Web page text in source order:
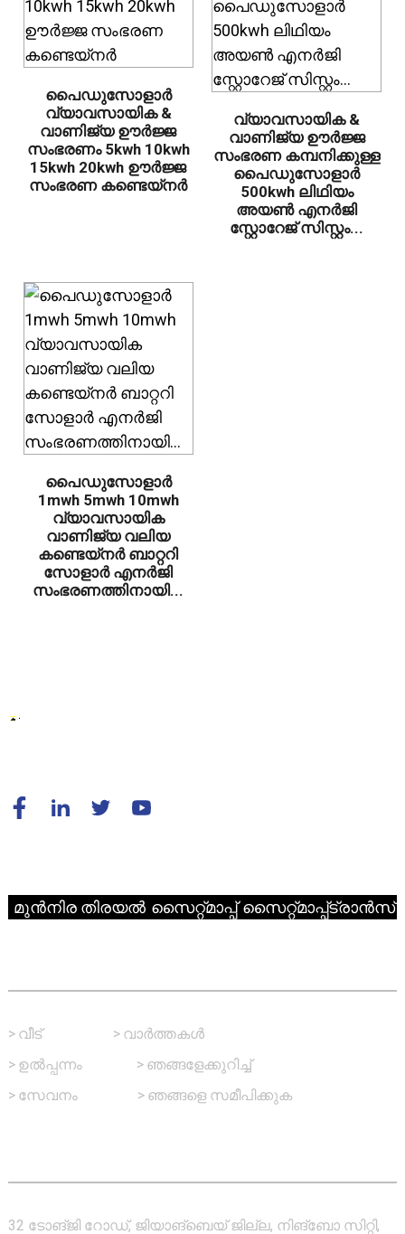
പൈഡുസോളാർ
വ്യാവസായിക &
വാണിജ്യ ഊർജ്ജ
സംഭരണം 5kwh 10kwh
15kwh 20kwh ഊർജ്ജ
സംഭരണ ​​കണ്ടെയ്നർ
വ്യാവസായിക &
വാണിജ്യ ഊർജ്ജ
സംഭരണ ​​കമ്പനിക്കുള്ള
പൈഡുസോളാർ
500kwh ലിഥിയം
അയൺ എനർജി
സ്റ്റോറേജ് സിസ്റ്റം...
പൈഡുസോളാർ
1mwh 5mwh 10mwh
വ്യാവസായിക
വാണിജ്യ വലിയ
കണ്ടെയ്നർ ബാറ്ററി
സോളാർ എനർജി
സംഭരണത്തിനായി...
മുൻനിര തിരയൽ സൈറ്റ്മാപ്പ് സൈറ്റ്മാപ്പ്ട്രാൻസ്
> വീട് > വാർത്തകൾ
> ഉൽപ്പന്നം > ഞങ്ങളേക്കുറിച്ച്
> സേവനം > ഞങ്ങളെ സമീപിക്കുക
32 ടോങ്‌ജി റോഡ്, ജിയാങ്‌ബെയ് ജില്ല, നിങ്‌ബോ സിറ്റി,